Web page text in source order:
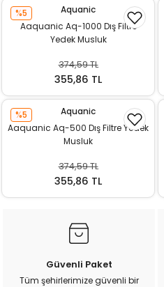
%5
Aquanic
Aaquanic Aq-1000 Dış Filtre
Yedek Musluk
374,59 TL
355,86 TL
%5
Aquanic
Aaquanic Aq-500 Dış Filtre Yedek
Musluk
374,59 TL
355,86 TL
Güvenli Paket
Tüm şehirlerimize güvenli bir